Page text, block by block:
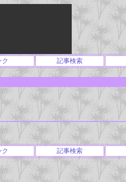
ク 記事検索
ク 記事検索